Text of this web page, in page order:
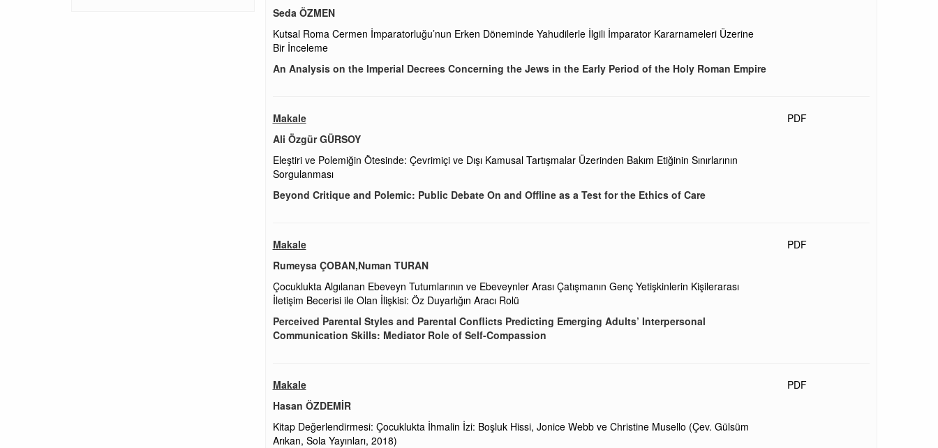
Seda ÖZMEN
Kutsal Roma Cermen İmparatorluğu’nun Erken Döneminde Yahudilerle İlgili İmparator Kararnameleri Üzerine
Bir İnceleme
An Analysis on the Imperial Decrees Concerning the Jews in the Early Period of the Holy Roman Empire
Makale
Ali Özgür GÜRSOY
Eleştiri ve Polemiğin Ötesinde: Çevrimiçi ve Dışı Kamusal Tartışmalar Üzerinden Bakım Etiğinin Sınırlarının
Sorgulanması
Beyond Critique and Polemic: Public Debate On and Offline as a Test for the Ethics of Care
PDF
Makale
Rumeysa ÇOBAN,Numan TURAN
Çocuklukta Algılanan Ebeveyn Tutumlarının ve Ebeveynler Arası Çatışmanın Genç Yetişkinlerin Kişilerarası
İletişim Becerisi ile Olan İlişkisi: Öz Duyarlığın Aracı Rolü
Perceived Parental Styles and Parental Conflicts Predicting Emerging Adults’ Interpersonal
Communication Skills: Mediator Role of Self-Compassion
PDF
Makale
Hasan ÖZDEMİR
Kitap Değerlendirmesi: Çocuklukta İhmalin İzi: Boşluk Hissi, Jonice Webb ve Christine Musello (Çev. Gülsüm
Arıkan, Sola Yayınları, 2018)
PDF